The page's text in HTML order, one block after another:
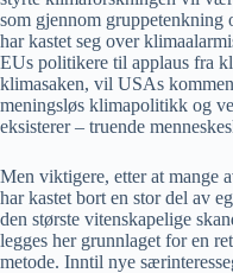
som gjennom gruppetenkning
har kastet seg over
EUs politikere til applaus fra
klimasaken, vil USAs
meningsløs klimapolitikk og
eksisterer – truende
Men viktigere, etter at mange
har kastet bort en stor del av
den største vitenskapelige
legges her grunnlaget for en
metode. Inntil nye